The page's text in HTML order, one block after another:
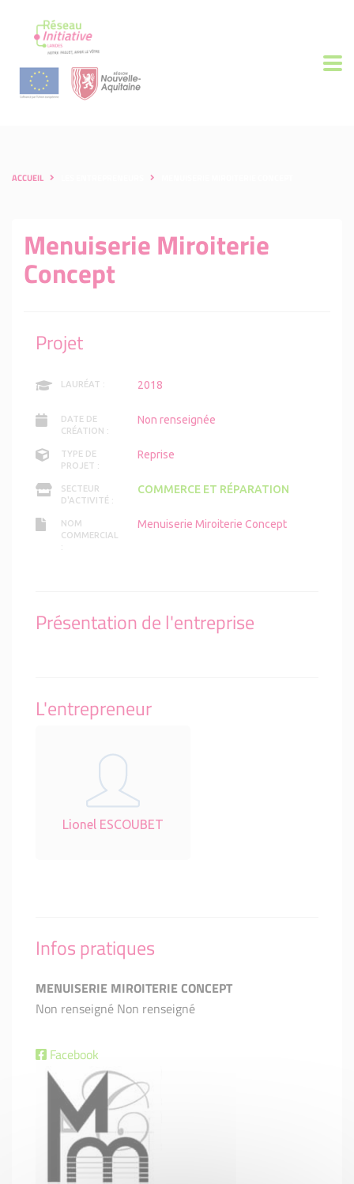
ACCUEIL
Menuiserie Miroiterie
Concept
Projet
LAURÉAT : 2018
DATE DE
CRÉATION :
Non renseignée
TYPE DE
PROJET :
Reprise
SECTEUR
D'ACTIVITÉ :
COMMERCE ET RÉPARATION
NOM
COMMERCIAL
:
Menuiserie Miroiterie Concept
Présentation de l'entreprise
L'entrepreneur
Lionel ESCOUBET
Infos pratiques
MENUISERIE MIROITERIE CONCEPT
Non renseigné Non renseigné
Facebook